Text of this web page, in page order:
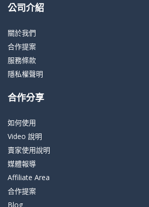
公司介紹
關於我們
合作提案
服務條款
隱私權聲明
合作分享
如何使用
Video 說明
賣家使用說明
媒體報導
Affiliate Area
合作提案
Blog